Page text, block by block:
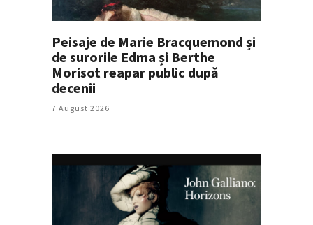
Peisaje de Marie Bracquemond și
de surorile Edma și Berthe
Morisot reapar public după
decenii
7 August 2026